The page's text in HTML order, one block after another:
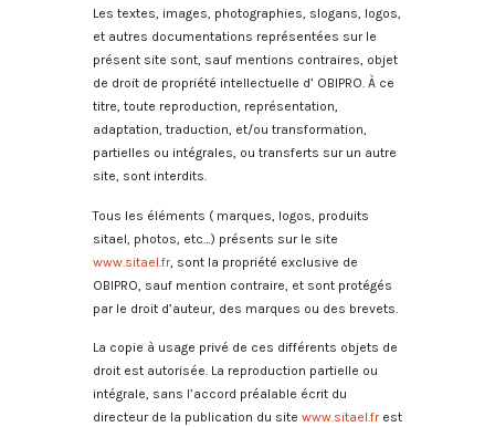
Les textes, images, photographies, slogans, logos,
et autres documentations représentées sur le
présent site sont, sauf mentions contraires, objet
de droit de propriété intellectuelle d’ OBIPRO. À ce
titre, toute reproduction, représentation,
adaptation, traduction, et/ou transformation,
partielles ou intégrales, ou transferts sur un autre
site, sont interdits.
Tous les éléments ( marques, logos, produits
sitael, photos, etc…) présents sur le site
www.sitael.fr, sont la propriété exclusive de
OBIPRO, sauf mention contraire, et sont protégés
par le droit d’auteur, des marques ou des brevets.
La copie à usage privé de ces différents objets de
droit est autorisée. La reproduction partielle ou
intégrale, sans l’accord préalable écrit du
directeur de la publication du site www.sitael.frest